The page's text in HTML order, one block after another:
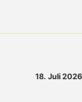
18. Juli 2026